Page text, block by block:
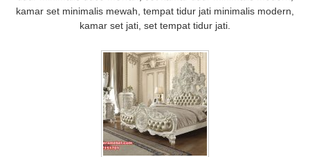
kamar set minimalis mewah, tempat tidur jati minimalis modern,
kamar set jati, set tempat tidur jati.